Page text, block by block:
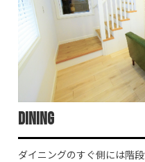
Dining
ダイニングのすぐ側には階